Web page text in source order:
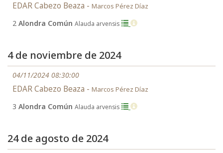
EDAR Cabezo Beaza - Marcos Pérez Díaz
2 Alondra Común Alauda arvensis
4 de noviembre de 2024
04/11/2024 08:30:00
EDAR Cabezo Beaza - Marcos Pérez Díaz
3 Alondra Común Alauda arvensis
24 de agosto de 2024